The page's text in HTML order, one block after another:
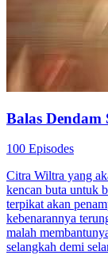
Balas
100 Episodes
Citra Wiltra yang
kencan buta untuk
terpikat akan
kebenarannya
malah
selangkah demi